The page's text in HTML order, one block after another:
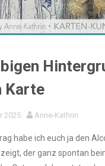
Karte
2025 Anne-Kathrin
habe ich euch ja den
der ganz spontan